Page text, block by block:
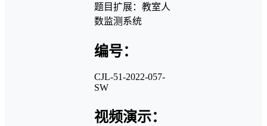
题目扩展：教室人
数监测系统
编号：
CJL-51-2022-057-
SW
视频演示：